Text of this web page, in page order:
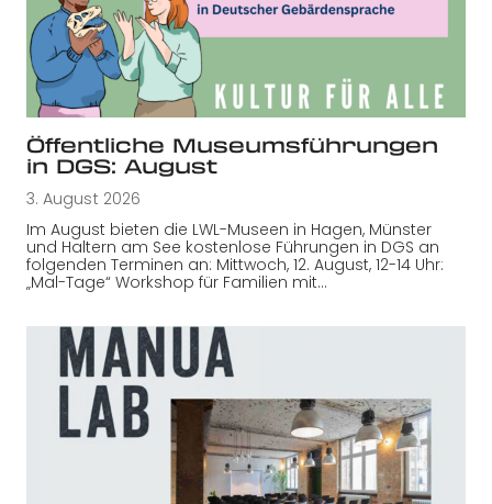
Öffentliche Museumsführungen
in DGS: August
3. August 2026
Im August bieten die LWL-Museen in Hagen, Münster
und Haltern am See kostenlose Führungen in DGS an
folgenden Terminen an: Mittwoch, 12. August, 12-14 Uhr:
„Mal-Tage“ Workshop für Familien mit…